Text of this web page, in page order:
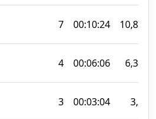
7 00:10:24 10,87%
4 00:06:06 6,38%
3 00:03:04 3,2%